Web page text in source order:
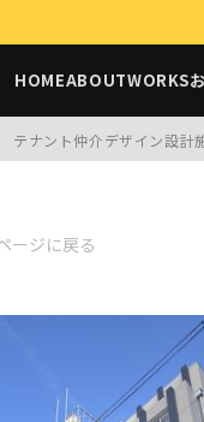
HOMEABOUTWORKS
テナント仲介デザイン設計
ージに戻る